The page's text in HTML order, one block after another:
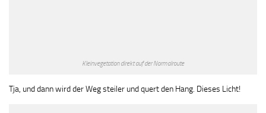
Kleinvegetation direkt auf der Normalroute
Tja, und dann wird der Weg steiler und quert den Hang. Dieses Licht!